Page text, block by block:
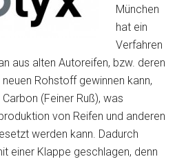
München
hat ein
Verfahren
aus alten Autoreifen, bzw. deren
Rohstoff gewinnen kann,
(Feiner Ruß), was
von Reifen und anderen
werden kann. Dadurch
einer Klappe geschlagen, denn